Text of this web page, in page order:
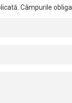
Câmpurile